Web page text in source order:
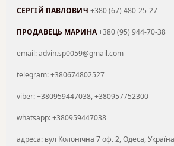
СЕРГІЙ ПАВЛОВИЧ +380 (67) 480-25-27
ПРОДАВЕЦЬ МАРИНА+380 (95) 944-70-38
email: advin.sp0059@gmail.com
telegram: +380674802527
viber: +380959447038, +380957752300
whatsapp: +380959447038
адреса: вул Колонічна 7 оф. 2, Одеса, Україна